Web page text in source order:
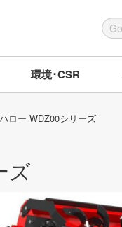
環境･CSR
ロー WDZ00シリーズ
ズ